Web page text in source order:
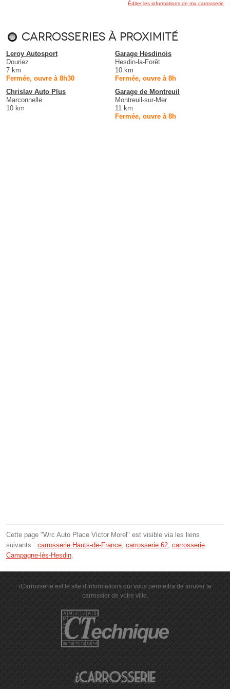
Éditer les informations de ma carrosserie
Carrosseries à proximité
Leroy Autosport
Douriez
7 km
Fermée, ouvre à 8h30
Garage Hesdinois
Hesdin-la-Forêt
10 km
Fermée, ouvre à 8h
Chrislav Auto Plus
Marconnelle
10 km
Garage de Montreuil
Montreuil-sur-Mer
11 km
Fermée, ouvre à 8h
Cette page "Wrc Auto Place Victor Morel" est visible via les liens
suivants : carrosserie Hauts-de-France, carrosserie 62, carrosserie
Campagne-lès-Hesdin.
iCarrosserie est le site d'informations qui vous permettra de trouver le
carrossier de votre ville.